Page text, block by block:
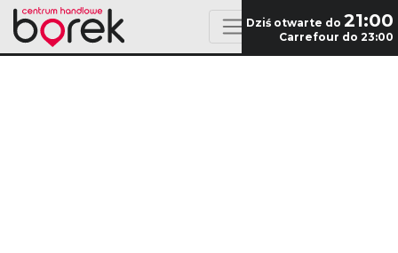
Dziś otwarte do 21:00
Carrefour do 23:00